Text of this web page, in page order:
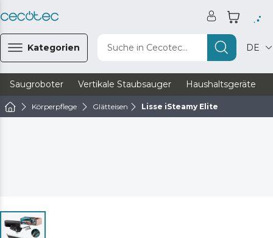
Kategorien Suche in Cecotec... DE
Saugroboter Vertikale Staubsauger Haushaltsgeräte
Körperpflege Glätteisen Lisse iSteamy Elite